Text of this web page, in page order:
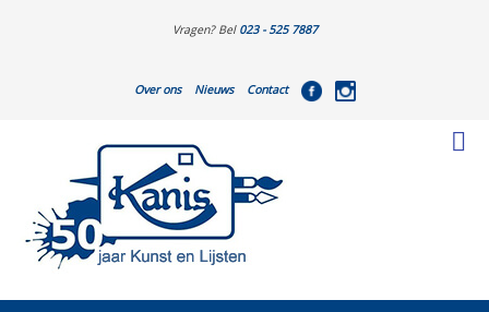
Vragen? Bel 023 - 525 7887
Over ons Nieuws Contact